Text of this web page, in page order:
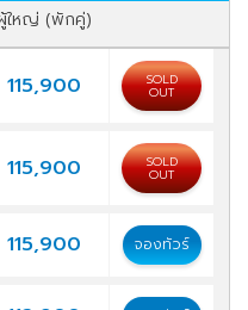
ใหญ่ (พักคู่)
115,900 SOLD
OUT
115,900 SOLD
OUT
115,900 จองทัวร์